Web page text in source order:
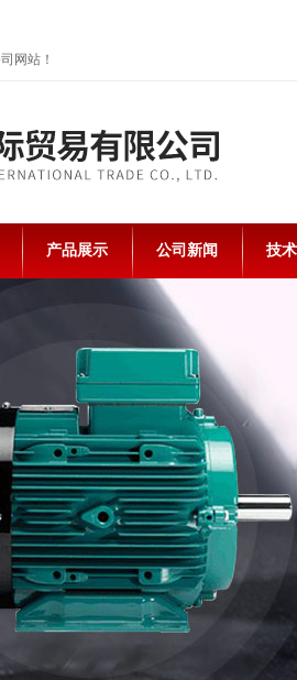
网站！
产品展示 公司新闻 技